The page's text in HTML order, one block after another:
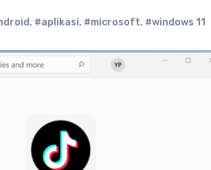
, #aplikasi, #microsoft, #windows 11